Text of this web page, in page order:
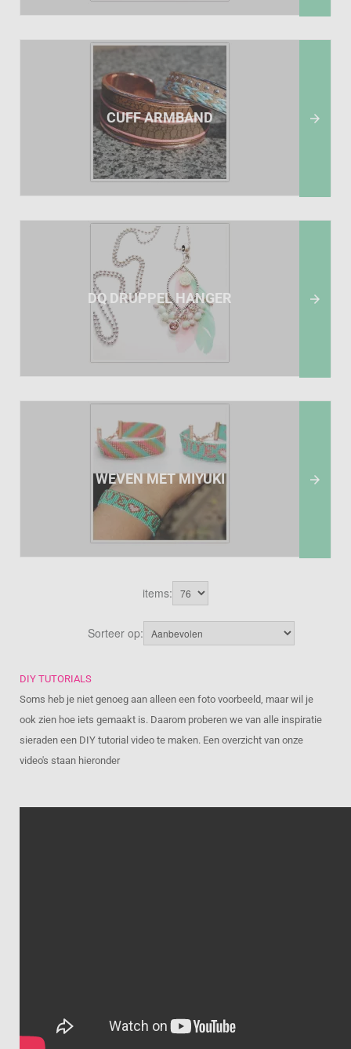
CUFF ARMBAND 
DQ DRUPPEL HANGER 
WEVEN MET MIYUKI 
items:
Sorteer op:
DIY TUTORIALS
Soms heb je niet genoeg aan alleen een foto voorbeeld, maar wil je
ook zien hoe iets gemaakt is. Daarom proberen we van alle inspiratie
sieraden een DIY tutorial video te maken. Een overzicht van onze
video's staan hieronder